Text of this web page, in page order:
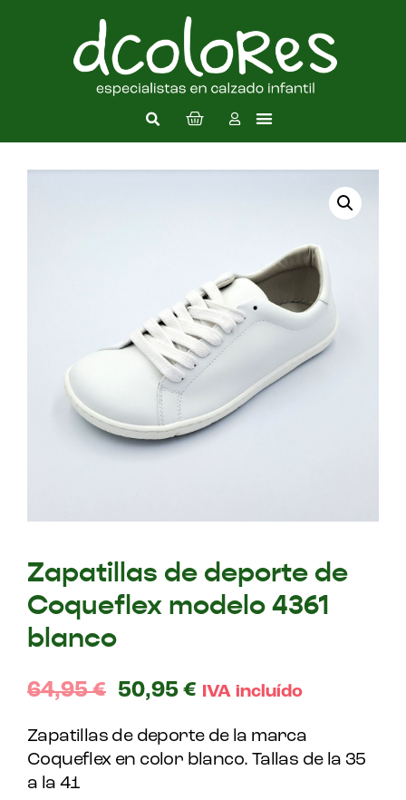
Zapatillas de deporte de
Coqueflex modelo 4361
blanco
64,95€ 50,95 € IVA incluído
Zapatillas de deporte de la marca
Coqueflex en color blanco. Tallas de la 35
a la 41